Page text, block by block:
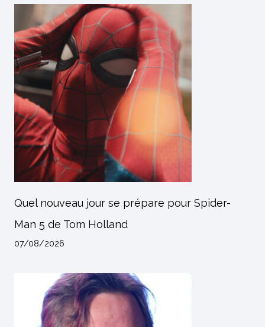
Quel nouveau jour se prépare pour Spider-
Man 5 de Tom Holland
07/08/2026